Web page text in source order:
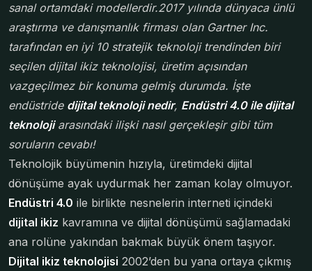
sanal ortamdaki modellerdir.2017 yılında dünyaca ünlü
araştırma ve danışmanlık firması olan Gartner Inc.
tarafından en iyi 10 stratejik teknoloji trendinden biri
seçilen dijital ikiz teknolojisi, üretim açısından
vazgeçilmez bir konuma gelmiş durumda. İşte
endüstride dijital teknoloji nedir, Endüstri 4.0 ile dijital
teknolojiarasındaki ilişki nasıl gerçekleşir gibi tüm
soruların cevabı!
Teknolojik büyümenin hızıyla, üretimdeki dijital
dönüşüme ayak uydurmak her zaman kolay olmuyor.
Endüstri 4.0 ile birlikte nesnelerin interneti içindeki
dijital ikiz kavramına ve dijital dönüşümü sağlamadaki
ana rolüne yakından bakmak büyük önem taşıyor.
Dijital ikiz teknolojisi 2002’den bu yana ortaya çıkmış